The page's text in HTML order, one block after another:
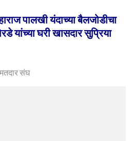
पालखी यंदाच्या बैलजोडीचा
यांच्या घरी खासदार सुप्रिया
संघ